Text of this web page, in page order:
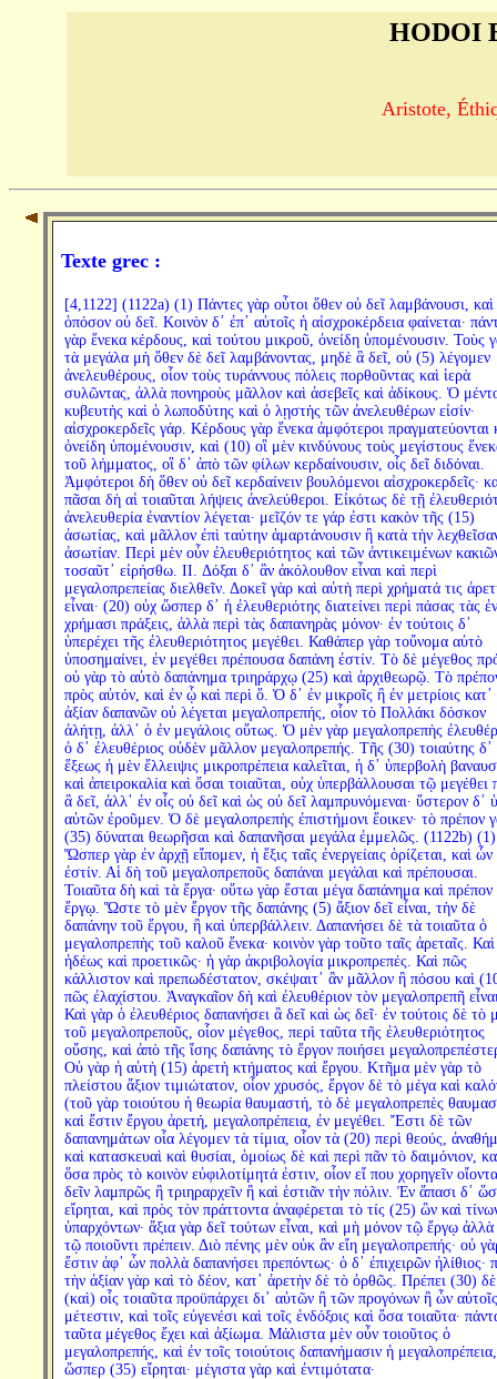
HODOI
Aristote,
Texte grec :
[4,1122] (1122a) (1) Πάντες γὰρ οὗτοι ὅθεν οὐ δεῖ λαμβάνουσι, καὶ
ὁπόσον οὐ δεῖ. Κοινὸν δ᾽ ἐπ᾽ αὐτοῖς ἡ αἰσχροκέρδεια φαίνεται·
γὰρ ἕνεκα κέρδους, καὶ τούτου μικροῦ, ὀνείδη ὑπομένουσιν. Τοὺς
τὰ μεγάλα μὴ ὅθεν δὲ δεῖ λαμβάνοντας, μηδὲ ἃ δεῖ, οὐ (5) λέγομεν
ἀνελευθέρους, οἷον τοὺς τυράννους πόλεις πορθοῦντας καὶ ἱερὰ
συλῶντας, ἀλλὰ πονηροὺς μᾶλλον καὶ ἀσεβεῖς καὶ ἀδίκους. Ὁ
κυβευτὴς καὶ ὁ λωποδύτης καὶ ὁ λῃστὴς τῶν ἀνελευθέρων εἰσίν·
αἰσχροκερδεῖς γάρ. Κέρδους γὰρ ἕνεκα ἀμφότεροι πραγματεύονται
ὀνείδη ὑπομένουσιν, καὶ (10) οἳ μὲν κινδύνους τοὺς μεγίστους
τοῦ λήμματος, οἳ δ᾽ ἀπὸ τῶν φίλων κερδαίνουσιν, οἷς δεῖ διδόναι.
Ἀμφότεροι δὴ ὅθεν οὐ δεῖ κερδαίνειν βουλόμενοι αἰσχροκερδεῖς·
πᾶσαι δὴ αἱ τοιαῦται λήψεις ἀνελεύθεροι. Εἰκότως δὲ τῇ
ἀνελευθερία ἐναντίον λέγεται· μεῖζόν τε γάρ ἐστι κακὸν τῆς (15)
ἀσωτίας, καὶ μᾶλλον ἐπὶ ταύτην ἁμαρτάνουσιν ἢ κατὰ τὴν
ἀσωτίαν. Περὶ μὲν οὖν ἐλευθεριότητος καὶ τῶν ἀντικειμένων
τοσαῦτ᾽ εἰρήσθω. II. Δόξαι δ᾽ ἂν ἀκόλουθον εἶναι καὶ περὶ
μεγαλοπρεπείας διελθεῖν. Δοκεῖ γὰρ καὶ αὐτὴ περὶ χρήματά τις
εἶναι· (20) οὐχ ὥσπερ δ᾽ ἡ ἐλευθεριότης διατείνει περὶ πάσας τὰς ἐν
χρήμασι πράξεις, ἀλλὰ περὶ τὰς δαπανηρὰς μόνον· ἐν τούτοις δ᾽
ὑπερέχει τῆς ἐλευθεριότητος μεγέθει. Καθάπερ γὰρ τοὔνομα αὐτὸ
ὑποσημαίνει, ἐν μεγέθει πρέπουσα δαπάνη ἐστίν. Τὸ δὲ μέγεθος
οὐ γὰρ τὸ αὐτὸ δαπάνημα τριηράρχῳ (25) καὶ ἀρχιθεωρῷ. Τὸ
πρὸς αὐτόν, καὶ ἐν ᾧ καὶ περὶ ὅ. Ὁ δ᾽ ἐν μικροῖς ἢ ἐν μετρίοις κατ᾽
ἀξίαν δαπανῶν οὐ λέγεται μεγαλοπρεπής, οἷον τὸ Πολλάκι δόσκον
ἀλήτῃ, ἀλλ᾽ ὁ ἐν μεγάλοις οὕτως. Ὁ μὲν γὰρ μεγαλοπρεπὴς
ὁ δ᾽ ἐλευθέριος οὐδὲν μᾶλλον μεγαλοπρεπής. Τῆς (30) τοιαύτης δ᾽
ἕξεως ἡ μὲν ἔλλειψις μικροπρέπεια καλεῖται, ἡ δ᾽ ὑπερβολὴ
καὶ ἀπειροκαλία καὶ ὅσαι τοιαῦται, οὐχ ὑπερβάλλουσαι τῷ μεγέθει
ἃ δεῖ, ἀλλ᾽ ἐν οἷς οὐ δεῖ καὶ ὡς οὐ δεῖ λαμπρυνόμεναι· ὕστερον δ᾽
αὐτῶν ἐροῦμεν. Ὁ δὲ μεγαλοπρεπὴς ἐπιστήμονι ἔοικεν· τὸ πρέπον
(35) δύναται θεωρῆσαι καὶ δαπανῆσαι μεγάλα ἐμμελῶς. (1122b) (1)
Ὥσπερ γὰρ ἐν ἀρχῇ εἴπομεν, ἡ ἕξις ταῖς ἐνεργείαις ὁρίζεται, καὶ ὧν
ἐστίν. Αἱ δὴ τοῦ μεγαλοπρεποῦς δαπάναι μεγάλαι καὶ πρέπουσαι.
Τοιαῦτα δὴ καὶ τὰ ἔργα· οὕτω γὰρ ἔσται μέγα δαπάνημα καὶ
ἔργῳ. Ὥστε τὸ μὲν ἔργον τῆς δαπάνης (5) ἄξιον δεῖ εἶναι, τὴν δὲ
δαπάνην τοῦ ἔργου, ἢ καὶ ὑπερβάλλειν. Δαπανήσει δὲ τὰ τοιαῦτα ὁ
μεγαλοπρεπὴς τοῦ καλοῦ ἕνεκα· κοινὸν γὰρ τοῦτο ταῖς ἀρεταῖς. Καὶ
ἡδέως καὶ προετικῶς· ἡ γὰρ ἀκριβολογία μικροπρεπές. Καὶ πῶς
κάλλιστον καὶ πρεπωδέστατον, σκέψαιτ᾽ ἂν μᾶλλον ἢ πόσου καὶ
πῶς ἐλαχίστου. Ἀναγκαῖον δὴ καὶ ἐλευθέριον τὸν μεγαλοπρεπῆ
Καὶ γὰρ ὁ ἐλευθέριος δαπανήσει ἃ δεῖ καὶ ὡς δεῖ· ἐν τούτοις δὲ τὸ
τοῦ μεγαλοπρεποῦς, οἷον μέγεθος, περὶ ταῦτα τῆς ἐλευθεριότητος
οὔσης, καὶ ἀπὸ τῆς ἴσης δαπάνης τὸ ἔργον ποιήσει
Οὐ γὰρ ἡ αὐτὴ (15) ἀρετὴ κτήματος καὶ ἔργου. Κτῆμα μὲν γὰρ τὸ
πλείστου ἄξιον τιμιώτατον, οἷον χρυσός, ἔργον δὲ τὸ μέγα καὶ
(τοῦ γὰρ τοιούτου ἡ θεωρία θαυμαστή, τὸ δὲ μεγαλοπρεπὲς
καὶ ἔστιν ἔργου ἀρετή, μεγαλοπρέπεια, ἐν μεγέθει. Ἔστι δὲ τῶν
δαπανημάτων οἷα λέγομεν τὰ τίμια, οἷον τὰ (20) περὶ θεούς,
καὶ κατασκευαὶ καὶ θυσίαι, ὁμοίως δὲ καὶ περὶ πᾶν τὸ δαιμόνιον,
ὅσα πρὸς τὸ κοινὸν εὐφιλοτίμητά ἐστιν, οἷον εἴ που χορηγεῖν
δεῖν λαμπρῶς ἢ τριηραρχεῖν ἢ καὶ ἑστιᾶν τὴν πόλιν. Ἐν ἅπασι δ᾽
εἴρηται, καὶ πρὸς τὸν πράττοντα ἀναφέρεται τὸ τίς (25) ὢν καὶ
ὑπαρχόντων· ἄξια γὰρ δεῖ τούτων εἶναι, καὶ μὴ μόνον τῷ ἔργῳ ἀλλὰ
τῷ ποιοῦντι πρέπειν. Διὸ πένης μὲν οὐκ ἂν εἴη μεγαλοπρεπής· οὐ
ἔστιν ἀφ᾽ ὧν πολλὰ δαπανήσει πρεπόντως· ὁ δ᾽ ἐπιχειρῶν ἠλίθιος·
τὴν ἀξίαν γὰρ καὶ τὸ δέον, κατ᾽ ἀρετὴν δὲ τὸ ὀρθῶς. Πρέπει (30) δὲ
(καὶ) οἷς τοιαῦτα προϋπάρχει δι᾽ αὐτῶν ἢ τῶν προγόνων ἢ ὧν αὐτοῖς
μέτεστιν, καὶ τοῖς εὐγενέσι καὶ τοῖς ἐνδόξοις καὶ ὅσα τοιαῦτα·
ταῦτα μέγεθος ἔχει καὶ ἀξίωμα. Μάλιστα μὲν οὖν τοιοῦτος ὁ
μεγαλοπρεπής, καὶ ἐν τοῖς τοιούτοις δαπανήμασιν ἡ μεγαλοπρέπεια,
ὥσπερ (35) εἴρηται· μέγιστα γὰρ καὶ ἐντιμότατα·